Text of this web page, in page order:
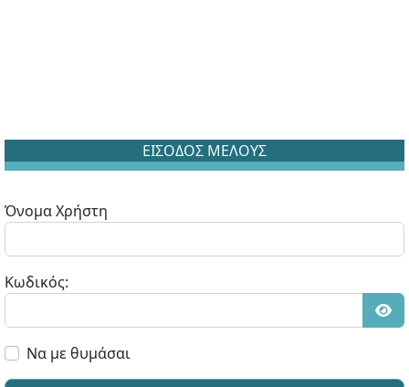
ΕΙΣΟΔΟΣ ΜΕΛΟΥΣ
Όνομα Χρήστη
Κωδικός:
Να με θυμάσαι